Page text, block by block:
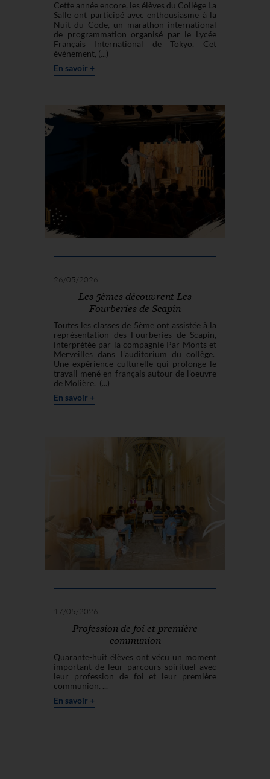
Cette année encore, les élèves du Collège La
Salle ont participé avec enthousiasme à la
Nuit du Code, un marathon international
de programmation organisé par le Lycée
Français International de Tokyo. Cet
événement, (...)
En savoir +
26/05/2026
Les 5èmes découvrent Les
Fourberies de Scapin
Toutes les classes de 5ème ont assistée à la
représentation des Fourberies de Scapin,
interprétée par la compagnie Par Monts et
Merveilles dans l'auditorium du collège.
Une expérience culturelle qui prolonge le
travail mené en français autour de l'oeuvre
de Molière. (...)
En savoir +
17/05/2026
Profession de foi et première
communion
Quarante-huit élèves ont vécu un moment
important de leur parcours spirituel avec
leur profession de foi et leur première
communion. ...
En savoir +